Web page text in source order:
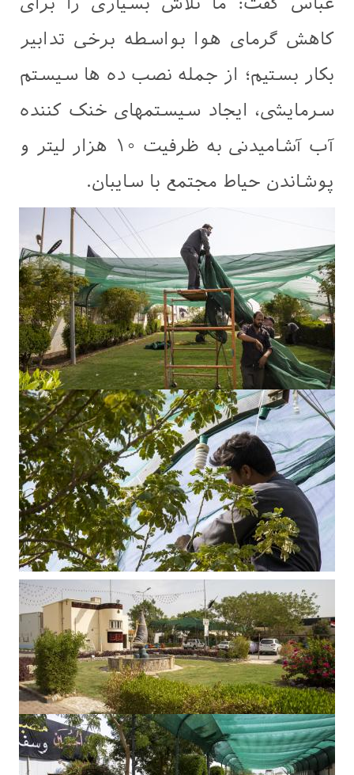
کاهش گرمای هوا بواسطه برخی تدابیر
بکار بستیم؛ از جمله نصب ده ها سیستم
سرمایشی، ایجاد سیستمهای خنک کننده
آب آشامیدنی به ظرفیت ۱۰ هزار لیتر و
پوشاندن حیاط مجتمع با سایبان.